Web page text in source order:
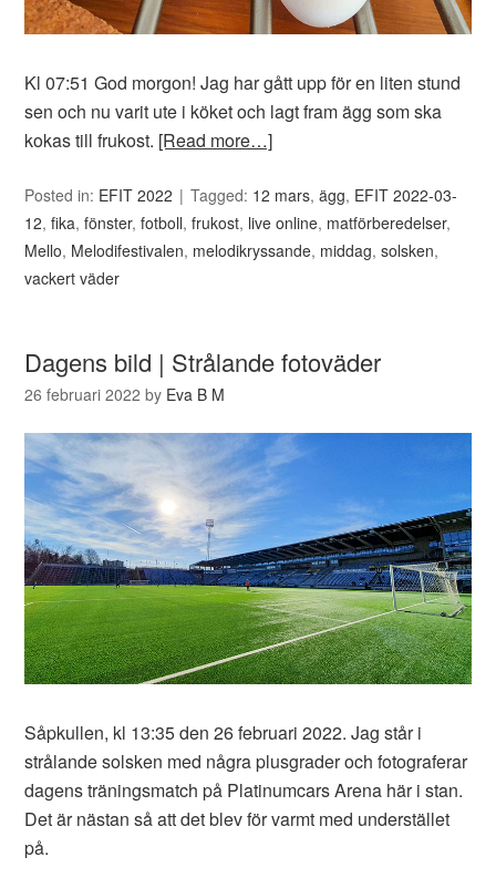
Kl 07:51 God morgon! Jag har gått upp för en liten stund
sen och nu varit ute i köket och lagt fram ägg som ska
kokas till frukost. [Read more…]
Posted in: EFIT 2022 Tagged: 12 mars,ägg, EFIT 2022-03-
12,fika,fönster,fotboll,frukost, live online, matförberedelser,
Mello, Melodifestivalen, melodikryssande, middag,solsken,
vackert väder
Dagens bild | Strålande fotoväder
26 februari 2022 by Eva B M
Såpkullen, kl 13:35 den 26 februari 2022. Jag står i
strålande solsken med några plusgrader och fotograferar
dagens träningsmatch på Platinumcars Arena här i stan.
Det är nästan så att det blev för varmt med understället
på.